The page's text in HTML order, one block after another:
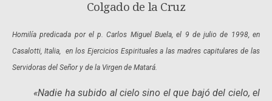
Colgado de la Cruz
Homilía predicada por el p. Carlos Miguel Buela,el 9 de julio de 1998, en
Casalotti, Italia, en los Ejercicios Espiritualesa las madres capitularesde las
Servidoras del Señor y de la Virgen de Matará.
«Nadie ha subido al cielo sino el que bajó del cielo, el